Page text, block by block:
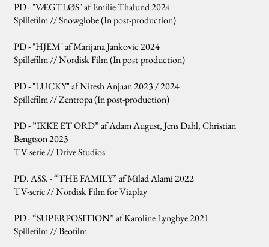
PD - "VÆGTLØS" af Emilie Thalund 2024
Spillefilm // Snowglobe (In post-production)
PD - "HJEM" af Marijana Jankovic 2024
Spillefilm // Nordisk Film (In post-production)
PD - "LUCKY" af Nitesh Anjaan 2023 / 2024
Spillefilm // Zentropa (In post-production)
PD - ”IKKE ET ORD” af Adam August, Jens Dahl, Christian
Bengtson 2023
TV-serie // Drive Studios
PD. ASS. - “THE FAMILY” af Milad Alami 2022
TV-serie // Nordisk Film for Viaplay
PD - “SUPERPOSITION” af Karoline Lyngbye 2021
Spillefilm // Beofilm